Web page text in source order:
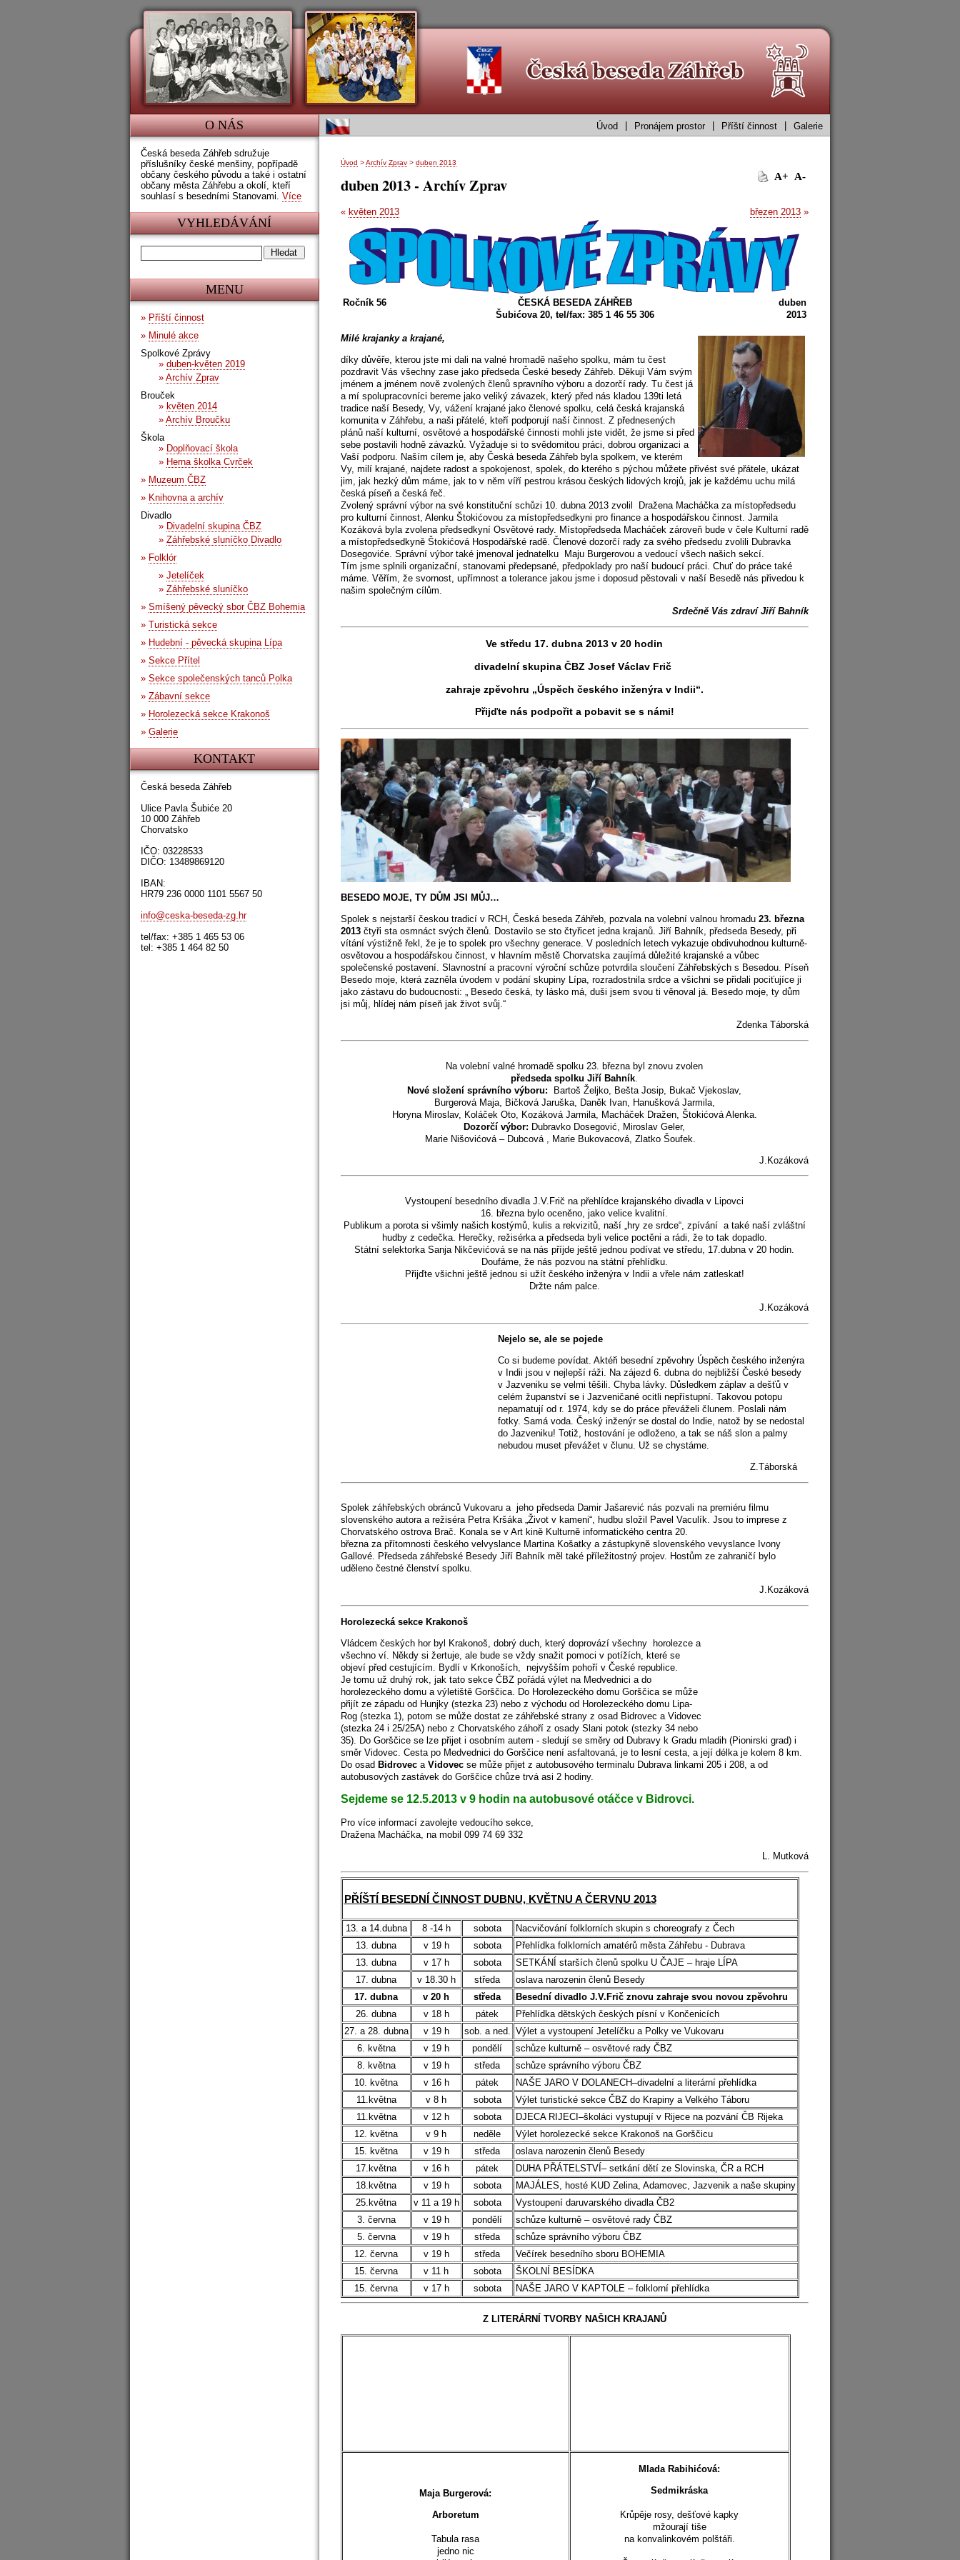
O NÁS
Česká beseda Záhřeb sdružuje
příslušníky české menšiny, popřípadě
občany českého původu a také i ostatní
občany města Záhřebu a okolí, kteří
souhlasí s besedními Stanovami. Více
VYHLEDÁVÁNÍ
MENU
» Příští činnost
» Minulé akce
Spolkové Zprávy
» duben-květen 2019
» Archív Zprav
Brouček
» květen 2014
» Archív Broučku
Škola
» Doplňovací škola
» Herna školka Cvrček
» Muzeum ČBZ
» Knihovna a archív
Divadlo
» Divadelní skupina ČBZ
» Záhřebské sluníčko Divadlo
» Folklór
» Jetelíček
» Záhřebské sluníčko
» Smíšený pěvecký sbor ČBZ Bohemia
» Turistická sekce
» Hudební - pěvecká skupina Lípa
» Sekce Přítel
» Sekce společenských tanců Polka
» Zábavní sekce
» Horolezecká sekce Krakonoš
» Galerie
KONTAKT
Česká beseda Záhřeb
Ulice Pavla Šubiće 20
10 000 Záhřeb
Chorvatsko
IČO: 03228533
DIČO: 13489869120
IBAN:
HR79 236 0000 1101 5567 50
info@ceska-beseda-zg.hr
tel/fax: +385 1 465 53 06
tel: +385 1 464 82 50
Úvod Pronájem prostor Příští činnost Galerie
Úvod >Archív Zprav> duben 2013
A-
A+
duben 2013 - Archív Zprav
« květen 2013 březen 2013 »
Ročník 56
ČESKÁ BESEDA ZÁHŘEB
Šubićova 20, tel/fax: 385 1 46 55 306
duben
2013
Milé krajanky a krajané,
díky důvěře, kterou jste mi dali na valné hromadě našeho spolku, mám tu čest
pozdravit Vás všechny zase jako předseda České besedy Záhřeb. Děkuji Vám svým
jménem a jménem nově zvolených členů spravního výboru a dozorčí rady. Tu čest já
a mí spolupracovníci bereme jako veliký závazek, který před nás kladou 139ti letá
tradice naší Besedy, Vy, vážení krajané jako členové spolku, celá česká krajanská
komunita v Záhřebu, a naši přátelé, kteří podporují naší činnost. Z přednesených
plánů naší kulturní, osvětové a hospodářské činnosti mohli jste vidět, že jsme si před
sebe postavili hodně závazků. Vyžaduje si to svědomitou práci, dobrou organizaci a
Vaší podporu. Naším cílem je, aby Česká beseda Záhřeb byla spolkem, ve kterém
Vy, milí krajané, najdete radost a spokojenost, spolek, do kterého s pýchou můžete přivést své přátele, ukázat
jim, jak hezký dům máme, jak to v něm víří pestrou krásou českých lidových krojů, jak je každému uchu milá
česká píseň a česká řeč.
Zvolený správní výbor na své konstituční schůzi 10. dubna 2013 zvolil Dražena Macháčka za místopředsedu
pro kulturní činnost, Alenku Štokićovou za místopředsedkyni pro finance a hospodářskou činnost. Jarmila
Kozáková byla zvolena předsedkyní Osvětové rady. Místopředseda Macháček zároveň bude v čele Kulturní radě
a místopředsedkyně Štokićová Hospodářské radě. Členové dozorčí rady za svého předsedu zvolili Dubravka
Dosegoviće. Správní výbor také jmenoval jednatelku Maju Burgerovou a vedoucí všech našich sekcí.
Tím jsme splnili organizační, stanovami předepsané, předpoklady pro naší budoucí práci. Chuť do práce také
máme. Věřím, že svornost, upřímnost a tolerance jakou jsme i doposud pěstovali v naší Besedě nás přivedou k
našim společným cílům.
Srdečně Vás zdraví Jiří Bahník
Ve středu 17. dubna 2013 v 20 hodin
divadelní skupina ČBZ Josef Václav Frič
zahraje zpěvohru „Úspěch českého inženýra v Indii“.
Přijďte nás podpořit a pobavit se s námi!
BESEDO MOJE, TY DŮM JSI MŮJ…
Spolek s nejstarší českou tradicí v RCH, Česká beseda Záhřeb, pozvala na volební valnou hromadu 23. března
2013čtyři sta osmnáct svých členů. Dostavilo se sto čtyřicet jedna krajanů. Jiří Bahník, předseda Besedy, při
vítání výstižně řekl, že je to spolek pro všechny generace. V posledních letech vykazuje obdivuhodnou kulturně-
osvětovou a hospodářskou činnost, v hlavním městě Chorvatska zaujímá důležité krajanské a vůbec
společenské postavení. Slavnostní a pracovní výroční schůze potvrdila sloučení Záhřebských s Besedou. Píseň
Besedo moje, která zazněla úvodem v podání skupiny Lípa, rozradostnila srdce a všichni se přidali pociťujíce ji
jako zástavu do budoucnosti: „ Besedo česká, ty lásko má, duši jsem svou ti věnoval já. Besedo moje, ty dům
jsi můj, hlídej nám píseň jak život svůj.“
Zdenka Táborská
Na volební valné hromadě spolku 23. března byl znovu zvolen
předseda spolku Jiří Bahník
Nové složení správního výboru:
Bartoš Željko, Bešta Josip, Bukač Vjekoslav,
Burgerová Maja, Bičková Jaruška, Daněk Ivan, Hanušková Jarmila,
Horyna Miroslav, Koláček Oto, Kozáková Jarmila, Macháček Dražen, Štokićová Alenka.
Dozorčí výbor: Dubravko Dosegović, Miroslav Geler,
Marie Nišovićová – Dubcová , Marie Bukovacová, Zlatko Šoufek.
J.Kozáková
Vystoupení besedního divadla J.V.Frič na přehlídce krajanského divadla v Lipovci
16. března bylo oceněno, jako velice kvalitní.
Publikum a porota si všimly našich kostýmů, kulis a rekvizitů, naší „hry ze srdce“, zpívání a také naší zvláštní
hudby z cedečka. Herečky, režisérka a předseda byli velice poctěni a rádi, že to tak dopadlo.
Státní selektorka Sanja Nikčevićová se na nás příjde ještě jednou podívat ve středu, 17.dubna v 20 hodin.
Doufáme, že nás pozvou na státní přehlídku.
Přijďte všichni ještě jednou si užít českého inženýra v Indii a vřele nám zatleskat!
Držte nám palce.
J.Kozáková
Nejelo se, ale se pojede
Co si budeme povídat. Aktéři besední zpěvohry Úspěch českého inženýra
v Indii jsou v nejlepší ráži. Na zájezd 6. dubna do nejbližší České besedy
v Jazveniku se velmi těšili. Chyba lávky. Důsledkem záplav a dešťů v
celém županství se i Jazveničané ocitli nepřístupní. Takovou potopu
nepamatují od r. 1974, kdy se do práce převáželi člunem. Poslali nám
fotky. Samá voda. Český inženýr se dostal do Indie, natož by se nedostal
do Jazveniku! Totiž, hostování je odloženo, a tak se náš slon a palmy
nebudou muset převážet v člunu. Už se chystáme.
Z.Táborská
Spolek záhřebských obránců Vukovaru a jeho předseda Damir Jašarević nás pozvali na premiéru filmu
slovenského autora a režiséra Petra Kršáka „Život v kameni“, hudbu složil Pavel Vaculík. Jsou to imprese z
Chorvatského ostrova Brač. Konala se v Art kině Kulturně informatického centra 20.
března za přítomnosti českého velvyslance Martina Košatky a zástupkyně slovenského vevyslance Ivony
Gallové. Předseda záhřebské Besedy Jiří Bahník měl také příležitostný projev. Hostům ze zahraničí bylo
uděleno čestné členství spolku.
J.Kozáková
Horolezecká sekce Krakonoš
Vládcem českých hor byl Krakonoš, dobrý duch, který doprovází všechny horolezce a
všechno ví. Někdy si žertuje, ale bude se vždy snažit pomoci v potížích, které se
objeví před cestujícím. Bydlí v Krkonoších, nejvyšším pohoří v České republice.
Je tomu už druhý rok, jak tato sekce ČBZ pořádá výlet na Medvednici a do
horolezeckého domu a výletiště Gorščica. Do Horolezeckého domu Gorščica se může
přijít ze západu od Hunjky (stezka 23) nebo z východu od Horolezeckého domu Lipa-
Rog (stezka 1), potom se může dostat ze záhřebské strany z osad Bidrovec a Vidovec
(stezka 24 i 25/25A) nebo z Chorvatského záhoří z osady Slani potok (stezky 34 nebo
35). Do Gorščice se lze přijet i osobním autem - sledují se směry od Dubravy k Gradu mladih (Pionirski grad) i
směr Vidovec. Cesta po Medvednici do Gorščice není asfaltovaná, je to lesní cesta, a její délka je kolem 8 km.
Do osad Bidrovec a Vidovec se může přijet z autobusového terminalu Dubrava linkami 205 i 208, a od
autobusových zastávek do Gorščice chůze trvá asi 2 hodiny.
Sejdeme se 12.5.2013 v 9 hodin na autobusové otáčce v Bidrovci.
Pro více informací zavolejte vedoucího sekce,
Dražena Macháčka, na mobil 099 74 69 332
L. Mutková
PŘÍŠTÍ BESEDNÍ ČINNOST DUBNU, KVĚTNU A ČERVNU 2013
13. a 14.dubna 8 -14 h sobota
Nacvičování folklorních skupin s choreografy z Čech
13. dubna
v 19 h sobota
Přehlídka folklorních amatérů města Záhřebu - Dubrava
13. dubna
v 17 h sobota
SETKÁNÍ starších členů spolku U ČAJE – hraje LÍPA
17. dubna
v 18.30 h středa
oslava narozenin členů Besedy
17. dubna
v 20 h středa
Besední divadlo J.V.Frič znovu zahraje svou novou zpěvohru
26. dubna
v 18 h pátek
Přehlídka dětských českých písní v Končenicích
27. a 28. dubna
v 19 h sob. a ned. Výlet a vystoupení Jetelíčku a Polky ve Vukovaru
6. května
v 19 h pondělí
schůze kulturně – osvětové rady ČBZ
8. května
v 19 h středa
schůze správního výboru ČBZ
10. května
v 16 h pátek
NAŠE JARO V DOLANECH–divadelní a literární přehlídka
11.května
v 8 h sobota
Výlet turistické sekce ČBZ do Krapiny a Velkého Táboru
11.května
v 12 h sobota
DJECA RIJECI–školáci vystupují v Rijece na pozvání ČB Rijeka
12. května
v 9 h neděle
Výlet horolezecké sekce Krakonoš na Gorščicu
15. května
v 19 h středa
oslava narozenin členů Besedy
17.května
v 16 h pátek
DUHA PŘÁTELSTVÍ– setkání dětí ze Slovinska, ČR a RCH
18.května
v 19 h sobota
MAJÁLES, hosté KUD Zelina, Adamovec, Jazvenik a naše skupiny
25.května
v 11 a 19 h sobota
Vystoupení daruvarského divadla ČB2
3. června
v 19 h pondělí
schůze kulturně – osvětové rady ČBZ
5. června
v 19 h středa
schůze správního výboru ČBZ
12. června
v 19 h středa
Večírek besedního sboru BOHEMIA
15. června
v 11 h sobota
ŠKOLNÍ BESÍDKA
15. června
v 17 h sobota NAŠE JARO V KAPTOLE – folklorní přehlídka
Z LITERÁRNÍ TVORBY NAŠICH KRAJANŮ
Maja Burgerová:
Arboretum
Tabula rasa
jedno nic
Mlada Rabihićová:
Sedmikráska
Krůpěje rosy, dešťové kapky
mžourají tiše
na konvalinkovém polštáři.